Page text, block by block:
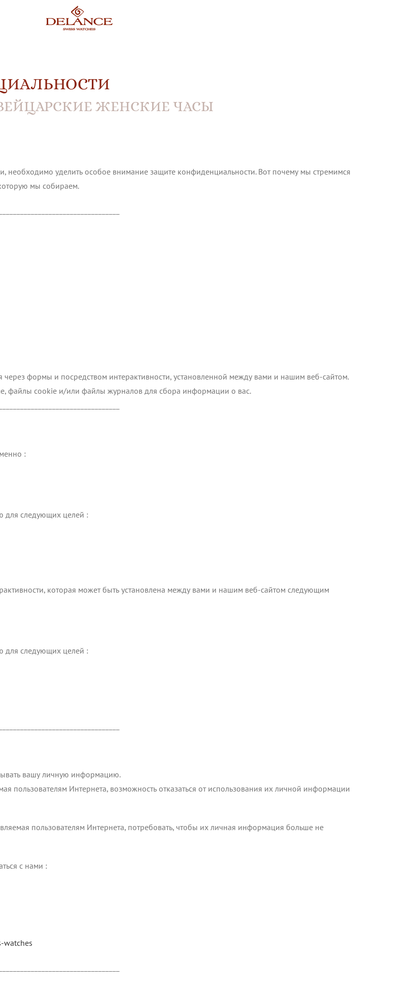
ШВЕЙЦАРСКИЕ ЖЕНСКИЕ ЧАСЫ
необходимо уделить особое внимание защите конфиденциальности. Вот почему мы стремимся
мы собираем.
формы и посредством интерактивности, установленной между вами и нашим веб-сайтом.
файлы cookie и/или файлы журналов для сбора информации о вас.
:
для следующих целей :
которая может быть установлена ​​между вами и нашим веб-сайтом следующим
для следующих целей :
вашу личную информацию.
пользователям Интернета, возможность отказаться от использования их личной информации
пользователям Интернета, потребовать, чтобы их личная информация больше не
с нами :
watches